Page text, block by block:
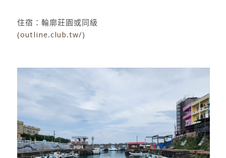
住宿：輪廓莊園或同級
(outline.club.tw/)